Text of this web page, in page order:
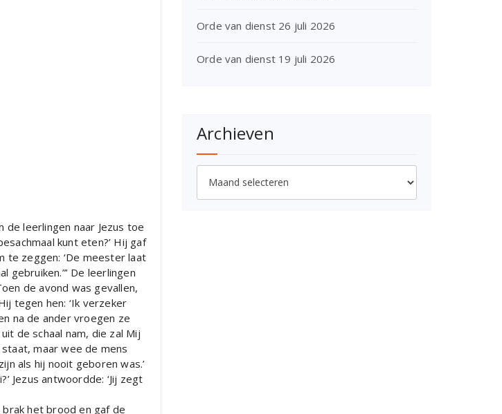
leerlingen naar Jezus toe
kunt eten?’ Hij gaf
te zeggen: ‘De meester laat
gebruiken.”’ De leerlingen
de avond was gevallen,
tegen hen: ‘Ik verzeker
na de ander vroegen ze
de schaal nam, die zal Mij
maar wee de mens
als hij nooit geboren was.’
Jezus antwoordde: ‘Jij zegt
het brood en gaf de
Orde van dienst 26 juli 2026
Orde van dienst 19 juli 2026
Archieven
Archieven